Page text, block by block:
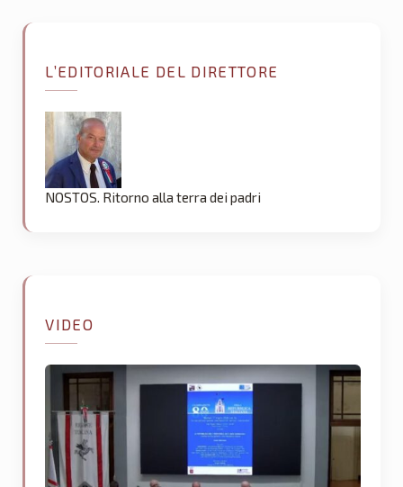
L’EDITORIALE DEL DIRETTORE
NOSTOS. Ritorno alla terra dei padri
VIDEO